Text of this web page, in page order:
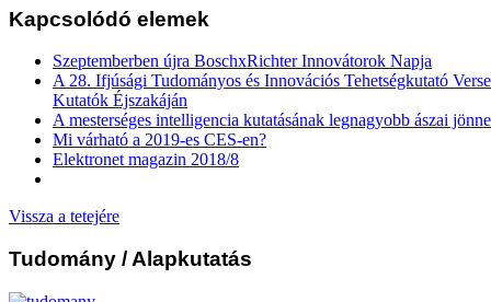
Kapcsolódó elemek
Szeptemberben újra BoschxRichter Innovátorok Napja
A 28. Ifjúsági Tudományos és Innovációs Tehetségkutató
Kutatók Éjszakáján
A mesterséges intelligencia kutatásának legnagyobb ászai
Mi várható a 2019-es CES-en?
Elektronet magazin 2018/8
Vissza a tetejére
Tudomány / Alapkutatás